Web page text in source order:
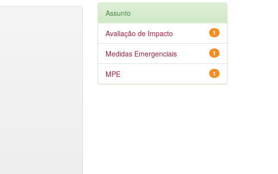
Assunto
1
Avaliação de Impacto
1
Medidas Emergenciais
1
MPE